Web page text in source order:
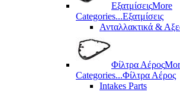
ΕξατμίσειςMore
Categories...Εξατμίσεις
Ανταλλακτικά &
Φίλτρα Αέρος
Categories...Φίλτρα Αέρος
Intakes Parts